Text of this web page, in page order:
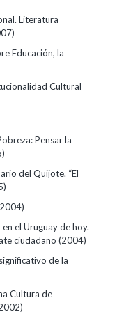
Literatura
Educación, la
Cultural
Pensar la
del Quijote. “El
el Uruguay de hoy.
ciudadano (2004)
de la
Cultura de